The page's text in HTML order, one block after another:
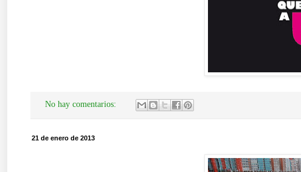
No hay comentarios:
21 de enero de 2013